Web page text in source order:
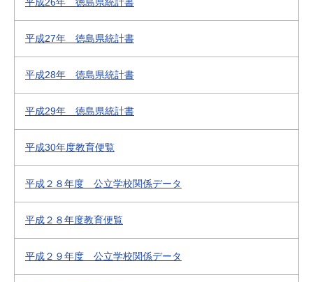
平成27年 徳島県統計書
平成28年 徳島県統計書
平成29年 徳島県統計書
平成30年度教育便覧
平成２８年度 公立学校関係データ
平成２８年度教育便覧
平成２９年度 公立学校関係データ